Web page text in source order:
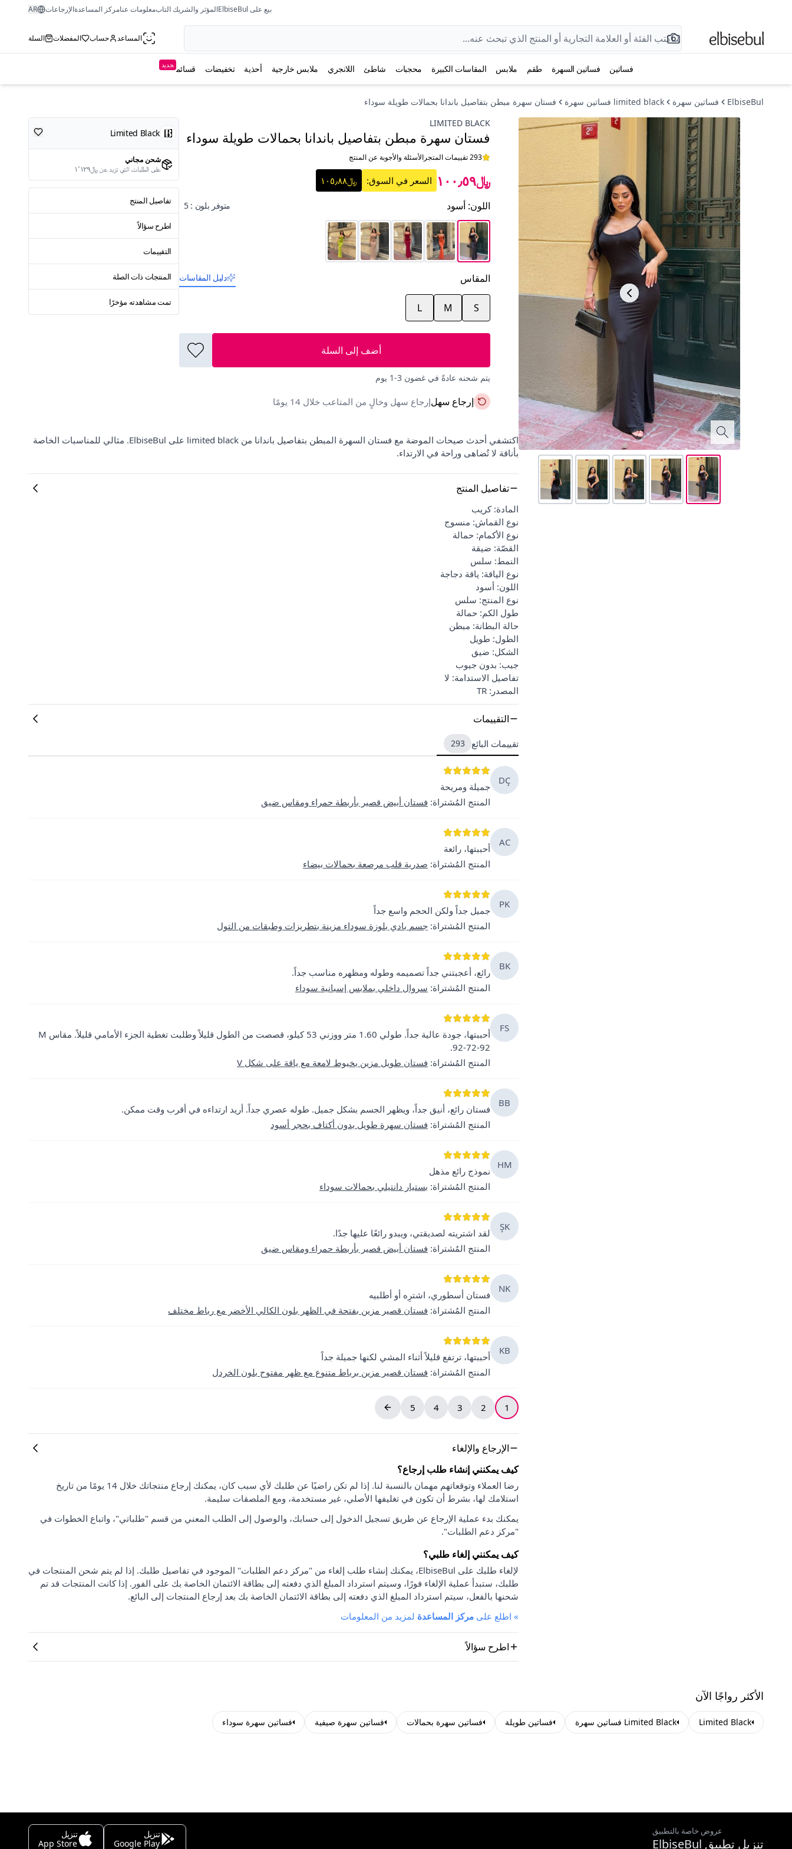
بيع على ElbiseBul المؤثر والشريك التابمعلومات عنامركز المساعدةالإرجاعات AR
المساعد حساب المفضلات السلة
فساتين فساتين السهرة طقم ملابس المقاسات الكبيرة محجبات شاطئ اللانجري ملابس خارجية أحذية تخفيضات قسائم جديد
ElbiseBul فساتين سهرة limited black فساتين سهرة
فستان سهرة مبطن بتفاصيل باندانا بحمالات طويلة سوداء
LIMITED BLACK
فستان سهرة مبطن بتفاصيل باندانا بحمالات طويلة سوداء
293 تقييمات المتجر الأسئلة والأجوبة عن المنتج
﷼١٠٠٫٥٩ السعر في السوق: ﷼١٠٥٫٨٨
اللون: أسود متوفر بلون : 5
المقاس دليل المقاسات
S
M
L
أضف إلى السلة
يتم شحنه عادةً في غضون 3-1 يوم
إرجاع سهلإرجاع سهل وخالٍ من المتاعب خلال 14 يومًا
Limited Black
شحن مجاني
على الطلبات التي تزيد عن ﷼١٬١٢٩
تفاصيل المنتج
اطرح سؤالاً
التقييمات
المنتجات ذات الصلة
تمت مشاهدته مؤخرًا
اكتشفي أحدث صيحات الموضة مع فستان السهرة المبطن بتفاصيل باندانا من limited black على ElbiseBul. مثالي للمناسبات الخاصة
بأناقة لا تُضاهى وراحة في الارتداء.
تفاصيل المنتج
المادة: كريب
نوع القماش: منسوج
نوع الأكمام: حمالة
القصّة: ضيقة
النمط: سلس
نوع الياقة: ياقة دجاجة
اللون: أسود
نوع المنتج: سلس
طول الكم: حمالة
حالة البطانة: مبطن
الطول: طويل
الشكل: ضيق
جيب: بدون جيوب
تفاصيل الاستدامة: لا
المصدر: TR
التقييمات
تقييمات البائع 293
DÇ
جميلة ومريحة
المنتج المُشتراة: فستان أبيض قصير بأربطة حمراء ومقاس ضيق
AC
أحببتها، رائعة
المنتج المُشتراة: صدرية قلب مرصعة بحمالات بيضاء
PK
جميل جداً ولكن الحجم واسع جداً
المنتج المُشتراة: جسم بادي بلوزة سوداء مزينة بتطريزات وطبقات من التول
BK
رائع، أعجبتني جداً تصميمه وطوله ومظهره مناسب جداً.
المنتج المُشتراة: سروال داخلي بملابس إسبانية سوداء
FS
أحببتها، جودة عالية جداً. طولي 1.60 متر ووزني 53 كيلو، قصصت من الطول قليلاً وطلبت تغطية الجزء الأمامي قليلاً. مقاس M
92-72-92.
المنتج المُشتراة: فستان طويل مزين بخيوط لامعة مع ياقة على شكل V
BB
فستان رائع، أنيق جداً، ويظهر الجسم بشكل جميل. طوله عصري جداً. أريد ارتداءه في أقرب وقت ممكن.
المنتج المُشتراة: فستان سهرة طويل بدون أكتاف بحجر أسود
HM
نموذج رائع مذهل
المنتج المُشتراة: بستيار دانتيلي بحمالات سوداء
ŞK
لقد اشتريته لصديقتي، ويبدو رائعًا عليها جدًا.
المنتج المُشتراة: فستان أبيض قصير بأربطة حمراء ومقاس ضيق
NK
فستان أسطوري، اشترِه أو أطلبيه
المنتج المُشتراة: فستان قصير مزين بفتحة في الظهر بلون الكالي الأخضر مع رباط مختلف
KB
أحببتها، ترتفع قليلاً أثناء المشي لكنها جميلة جداً
المنتج المُشتراة: فستان قصير مزين برباط متنوع مع ظهر مفتوح بلون الخردل
1
2
3
4
5
الإرجاع والإلغاء
كيف يمكنني إنشاء طلب إرجاع؟
رضا العملاء وتوقعاتهم مهمان بالنسبة لنا. إذا لم تكن راضيًا عن طلبك لأي سبب كان، يمكنك إرجاع منتجاتك خلال 14 يومًا من تاريخ
استلامك لها، بشرط أن تكون في تغليفها الأصلي، غير مستخدمة، ومع الملصقات سليمة.
يمكنك بدء عملية الإرجاع عن طريق تسجيل الدخول إلى حسابك، والوصول إلى الطلب المعني من قسم "طلباتي"، واتباع الخطوات في
"مركز دعم الطلبات".
كيف يمكنني إلغاء طلبي؟
لإلغاء طلبك على ElbiseBul، يمكنك إنشاء طلب إلغاء من "مركز دعم الطلبات" الموجود في تفاصيل طلبك. إذا لم يتم شحن المنتجات في
طلبك، ستبدأ عملية الإلغاء فورًا، وسيتم استرداد المبلغ الذي دفعته إلى بطاقة الائتمان الخاصة بك على الفور. إذا كانت المنتجات قد تم
شحنها بالفعل، سيتم استرداد المبلغ الذي دفعته إلى بطاقة الائتمان الخاصة بك بعد إرجاع المنتجات إلى البائع.
» اطلع على مركز المساعدة لمزيد من المعلومات
اطرح سؤالاً
الأكثر رواجًا الآن
Limited Black Limited Black فساتين سهرة فساتين طويلة فساتين سهرة بحمالات فساتين سهرة صيفية فساتين سهرة سوداء
عروض خاصة بالتطبيق
تنزيل تطبيق ElbiseBul
تنزيل
Google Play
تنزيل
App Store